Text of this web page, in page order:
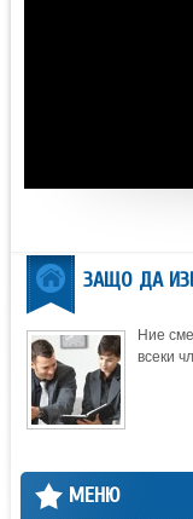
ЗАЩО ДА
Ние
всеки
МЕНЮ